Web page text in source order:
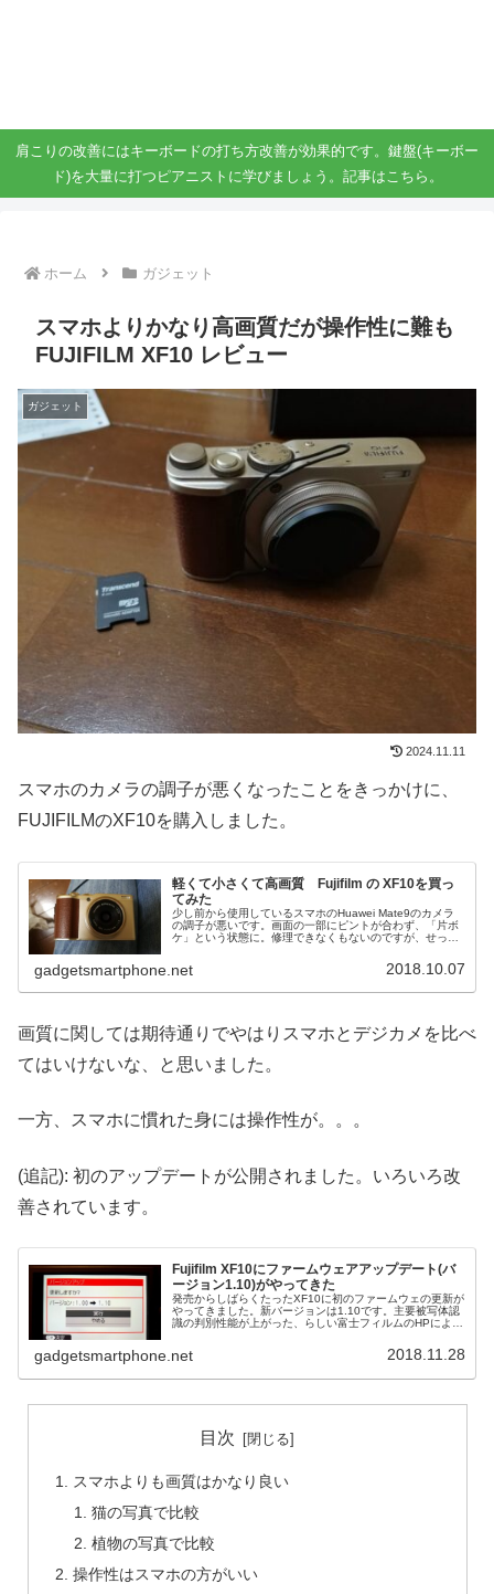
肩こりの改善にはキーボードの打ち方改善が効果的です。鍵盤(キーボー
ド)を大量に打つピアニストに学びましょう。記事はこちら。
ホーム ガジェット
スマホよりかなり高画質だが操作性に難も
FUJIFILM XF10 レビュー
ガジェット
2024.11.11
スマホのカメラの調子が悪くなったことをきっかけに、
FUJIFILMのXF10を購入しました。
軽くて小さくて高画質 Fujifilm の XF10を買っ
てみた
少し前から使用しているスマホのHuawei Mate9のカメラ
の調子が悪いです。画面の一部にピントが合わず、「片ボ
ケ」という状態に。修理できなくもないのですが、せっか
gadgetsmartphone.net 2018.10.07
画質に関しては期待通りでやはりスマホとデジカメを比べ
てはいけないな、と思いました。
一方、スマホに慣れた身には操作性が。。。
(追記): 初のアップデートが公開されました。いろいろ改
善されています。
Fujifilm XF10にファームウェアアップデート(バ
ージョン1.10)がやってきた
発売からしばらくたったXF10に初のファームウェの更新が
やってきました。新バージョンは1.10です。主要被写体認
識の判別性能が上がった、らしい富士フィルムのHPによる
gadgetsmartphone.net 2018.11.28
目次
スマホよりも画質はかなり良い
猫の写真で比較
植物の写真で比較
操作性はスマホの方がいい